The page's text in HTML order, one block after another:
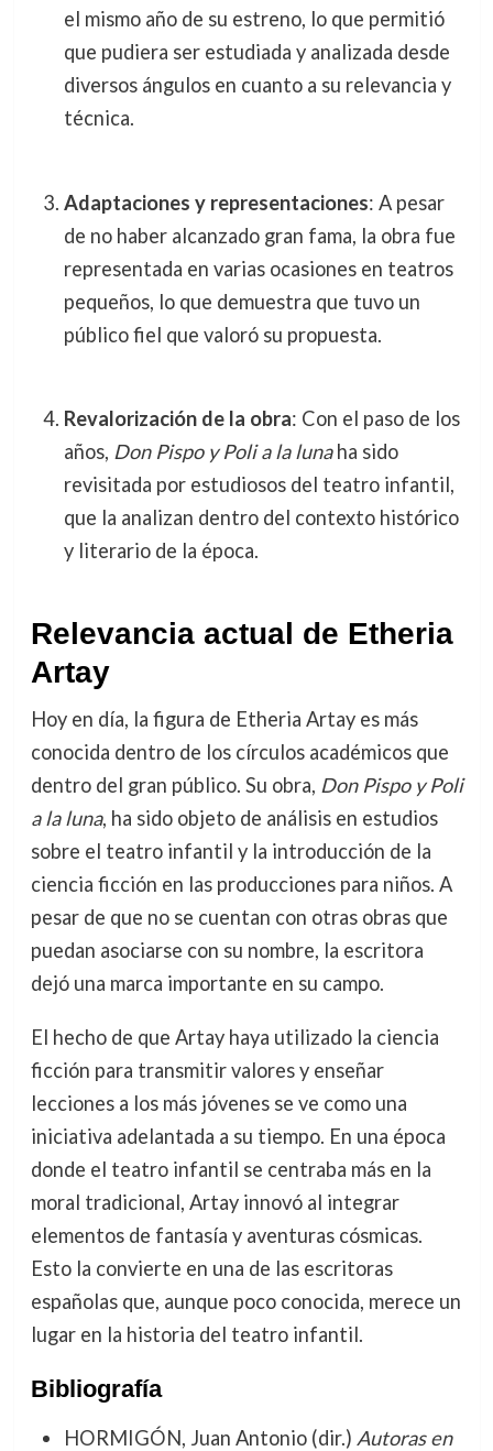
el mismo año de su estreno, lo que permitió
que pudiera ser estudiada y analizada desde
diversos ángulos en cuanto a su relevancia y
técnica.
Adaptaciones y representaciones: A pesar
de no haber alcanzado gran fama, la obra fue
representada en varias ocasiones en teatros
pequeños, lo que demuestra que tuvo un
público fiel que valoró su propuesta.
Revalorización de la obra: Con el paso de los
años, Don Pispo y Poli a la lunaha sido
revisitada por estudiosos del teatro infantil,
que la analizan dentro del contexto histórico
y literario de la época.
Relevancia actual de Etheria
Artay
Hoy en día, la figura de Etheria Artay es más
conocida dentro de los círculos académicos que
dentro del gran público. Su obra, Don Pispo y Poli
a la luna, ha sido objeto de análisis en estudios
sobre el teatro infantil y la introducción de la
ciencia ficción en las producciones para niños. A
pesar de que no se cuentan con otras obras que
puedan asociarse con su nombre, la escritora
dejó una marca importante en su campo.
El hecho de que Artay haya utilizado la ciencia
ficción para transmitir valores y enseñar
lecciones a los más jóvenes se ve como una
iniciativa adelantada a su tiempo. En una época
donde el teatro infantil se centraba más en la
moral tradicional, Artay innovó al integrar
elementos de fantasía y aventuras cósmicas.
Esto la convierte en una de las escritoras
españolas que, aunque poco conocida, merece un
lugar en la historia del teatro infantil.
Bibliografía
HORMIGÓN, Juan Antonio (dir.) Autoras en